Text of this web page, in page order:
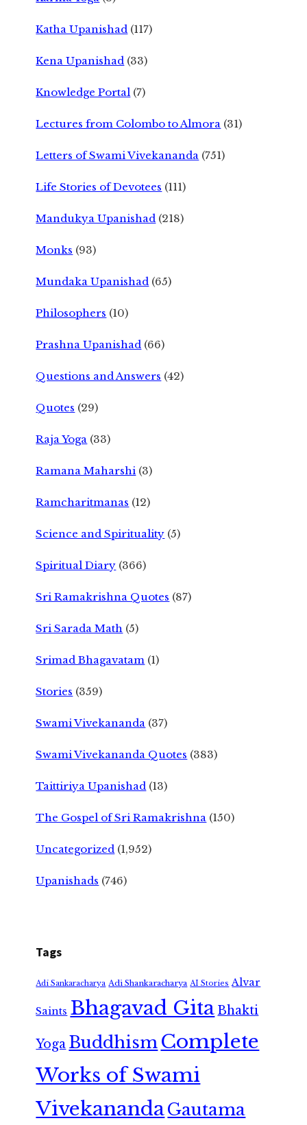
Katha Upanishad (117)
Kena Upanishad (33)
Knowledge Portal (7)
Lectures from Colombo to Almora (31)
Letters of Swami Vivekananda (751)
Life Stories of Devotees (111)
Mandukya Upanishad (218)
Monks (93)
Mundaka Upanishad (65)
Philosophers (10)
Prashna Upanishad (66)
Questions and Answers (42)
Quotes (29)
Raja Yoga (33)
Ramana Maharshi (3)
Ramcharitmanas (12)
Science and Spirituality (5)
Spiritual Diary (366)
Sri Ramakrishna Quotes (87)
Sri Sarada Math (5)
Srimad Bhagavatam (1)
Stories (359)
Swami Vivekananda (37)
Swami Vivekananda Quotes (383)
Taittiriya Upanishad (13)
The Gospel of Sri Ramakrishna (150)
Uncategorized (1,952)
Upanishads (746)
Tags
Adi Sankaracharya Adi Shankaracharya AI Stories Alvar
Saints Bhagavad GitaBhakti
Yoga Buddhism Complete
Works of Swami
VivekanandaGautama